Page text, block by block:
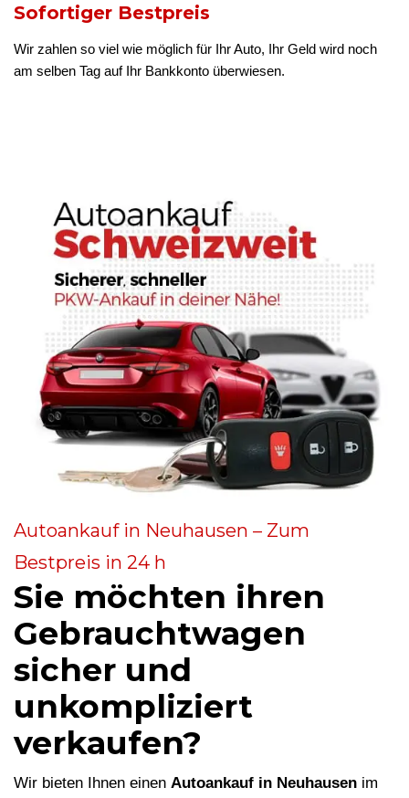
Sofortiger Bestpreis
Wir zahlen so viel wie möglich für Ihr Auto, Ihr Geld wird noch
am selben Tag auf Ihr Bankkonto überwiesen.
Autoankauf in Neuhausen – Zum
Bestpreis in 24 h
Sie möchten ihren
Gebrauchtwagen
sicher und
unkompliziert
verkaufen?
Wir bieten Ihnen einen Autoankauf in Neuhausen im